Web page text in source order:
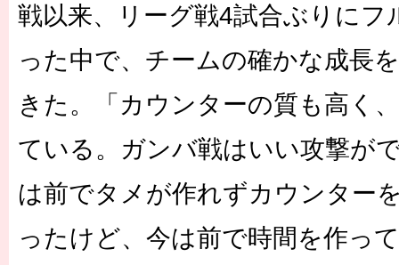
戦以来、リーグ戦4試合ぶりにフ
った中で、チームの確かな成長
きた。「カウンターの質も高く
ている。ガンバ戦はいい攻撃が
は前でタメが作れずカウンター
ったけど、今は前で時間を作っ